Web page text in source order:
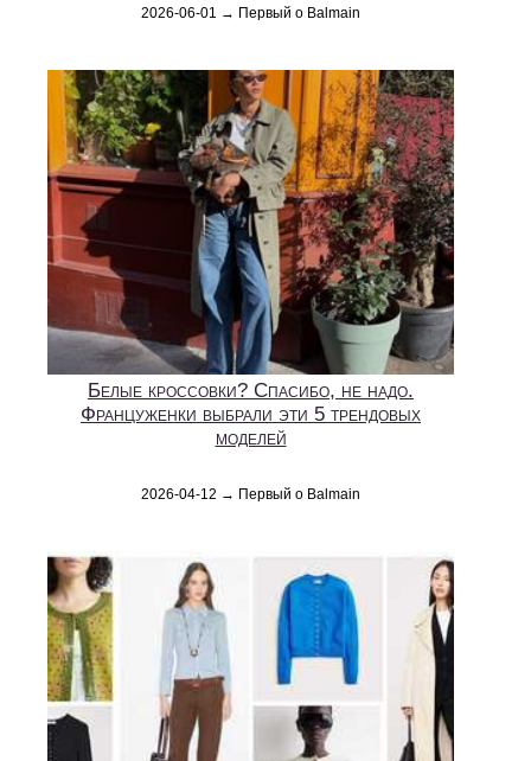
2026-06-01 → Первый о Balmain
Белые кроссовки? Спасибо, не надо.
Француженки выбрали эти 5 трендовых
моделей
2026-04-12 → Первый о Balmain